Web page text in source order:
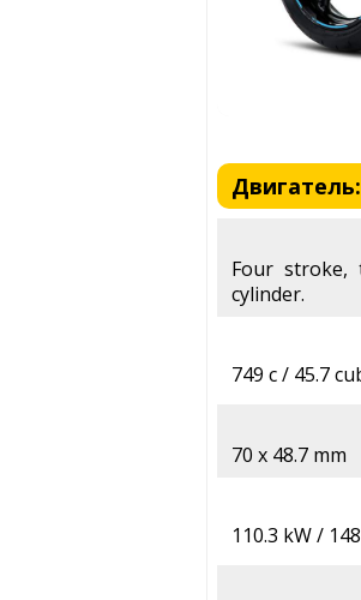
Двигатель:
Four stroke,
cylinder.
749 c / 45.7
70 x 48.7 mm
110.3 kW /